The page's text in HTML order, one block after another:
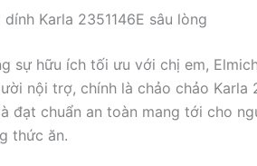
Karla 2351146E sâu lòng
sự hữu ích tối ưu với chị em,
nội trợ, chính là chảo chảo Karla
đạt chuẩn an toàn mang tới cho
thức ăn.